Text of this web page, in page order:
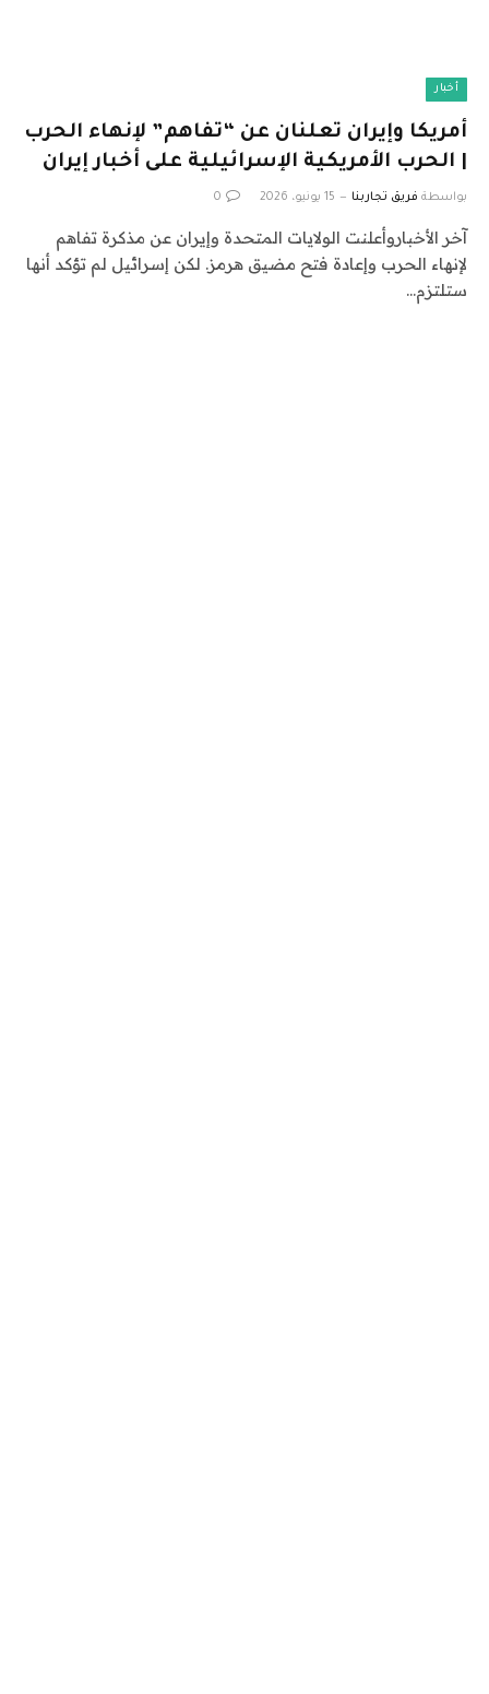
أخبار
أمريكا وإيران تعلنان عن “تفاهم” لإنهاء الحرب
| الحرب الأمريكية الإسرائيلية على أخبار إيران
بواسطة فريق تجاربنا 15 يونيو، 2026 0
آخر الأخباروأعلنت الولايات المتحدة وإيران عن مذكرة تفاهم
لإنهاء الحرب وإعادة فتح مضيق هرمز. لكن إسرائيل لم تؤكد أنها
ستلتزم…